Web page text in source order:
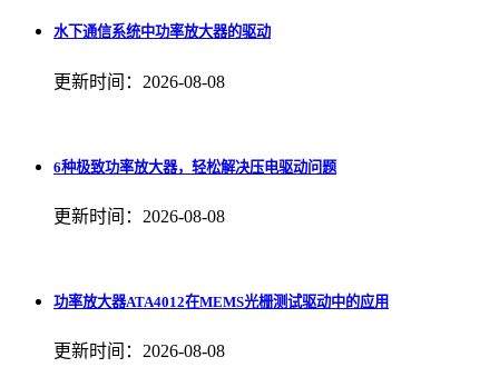
水下通信系统中功率放大器的驱动
更新时间：2026-08-08
6种极致功率放大器，轻松解决压电驱动问题
更新时间：2026-08-08
功率放大器ATA4012在MEMS光栅测试驱动中的应用
更新时间：2026-08-08